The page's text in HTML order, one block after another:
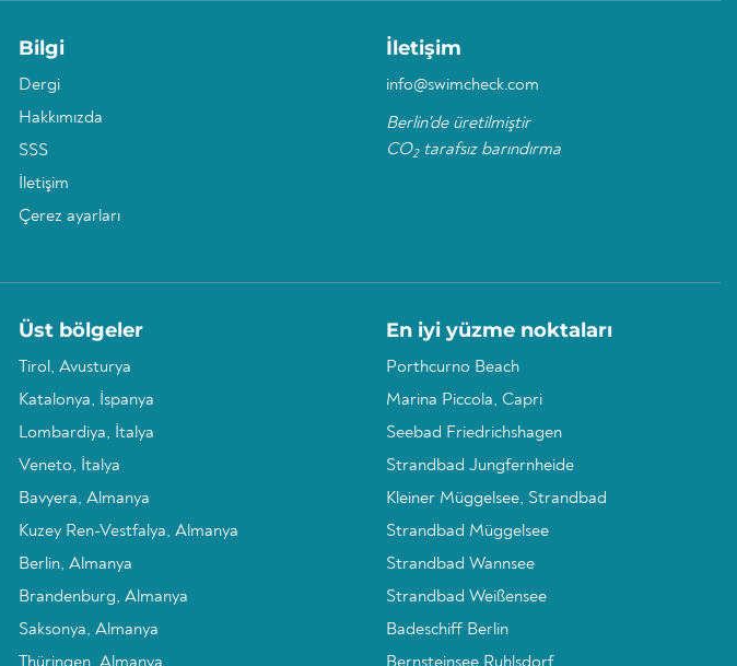
Bilgi
Dergi
Hakkımızda
SSS
İletişim
Çerez ayarları
İletişim
info@swimcheck.com
Berlin'de üretilmiştir
CO2tarafsız barındırma
Üst bölgeler
Tirol, Avusturya
Katalonya, İspanya
Lombardiya, İtalya
Veneto, İtalya
Bavyera, Almanya
Kuzey Ren-Vestfalya, Almanya
Berlin, Almanya
Brandenburg, Almanya
Saksonya, Almanya
En iyi yüzme noktaları
Porthcurno Beach
Marina Piccola, Capri
Seebad Friedrichshagen
Strandbad Jungfernheide
Kleiner Müggelsee, Strandbad
Strandbad Müggelsee
Strandbad Wannsee
Strandbad Weißensee
Badeschiff Berlin